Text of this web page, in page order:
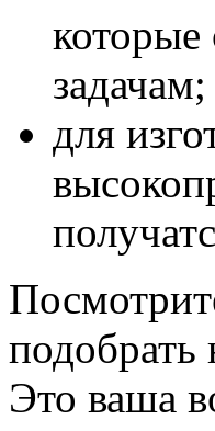
которые
задачам;
для
Это ваша